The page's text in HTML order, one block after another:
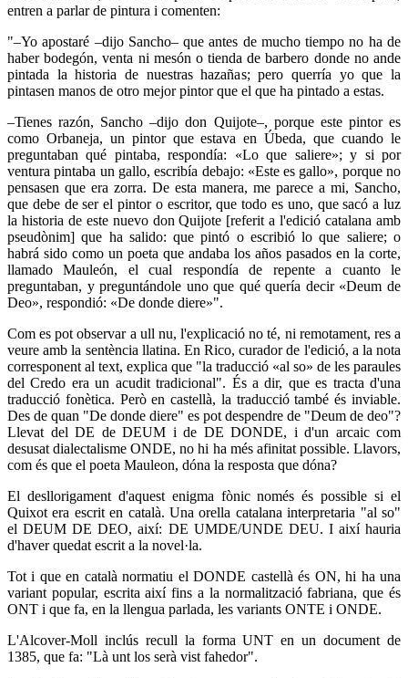
entren a parlar de pintura i comenten:
"–Yo apostaré –dijo Sancho– que antes de mucho tiempo no ha de
haber bodegón, venta ni mesón o tienda de barbero donde no ande
pintada la historia de nuestras hazañas; pero querría yo que la
pintasen manos de otro mejor pintor que el que ha pintado a estas.
–Tienes razón, Sancho –dijo don Quijote–, porque este pintor es
como Orbaneja, un pintor que estava en Úbeda, que cuando le
preguntaban qué pintaba, respondía: «Lo que saliere»; y si por
ventura pintaba un gallo, escribía debajo: «Este es gallo», porque no
pensasen que era zorra. De esta manera, me parece a mi, Sancho,
que debe de ser el pintor o escritor, que todo es uno, que sacó a luz
la historia de este nuevo don Quijote [referit a l'edició catalana amb
pseudònim] que ha salido: que pintó o escribió lo que saliere; o
habrá sido como un poeta que andaba los años pasados en la corte,
llamado Mauleón, el cual respondía de repente a cuanto le
preguntaban, y preguntándole uno que qué quería decir «Deum de
Deo», respondió: «De donde diere»".
Com es pot observar a ull nu, l'explicació no té, ni remotament, res a
veure amb la sentència llatina. En Rico, curador de l'edició, a la nota
corresponent al text, explica que "la traducció «al so» de les paraules
del Credo era un acudit tradicional". És a dir, que es tracta d'una
traducció fonètica. Però en castellà, la traducció també és inviable.
Des de quan "De donde diere" es pot despendre de "Deum de deo"?
Llevat del DE de DEUM i de DE DONDE, i d'un arcaic com
desusat dialectalisme ONDE, no hi ha més afinitat possible. Llavors,
com és que el poeta Mauleon, dóna la resposta que dóna?
El desllorigament d'aquest enigma fònic només és possible si el
Quixot era escrit en català. Una orella catalana interpretaria "al so"
el DEUM DE DEO, així: DE UMDE/UNDE DEU. I així hauria
d'haver quedat escrit a la novel·la.
Tot i que en català normatiu el DONDE castellà és ON, hi ha una
variant popular, escrita així fins a la normalització fabriana, que és
ONT i que fa, en la llengua parlada, les variants ONTE i ONDE.
L'Alcover-Moll inclús recull la forma UNT en un document de
1385, que fa: "Là unt los serà vist fahedor".